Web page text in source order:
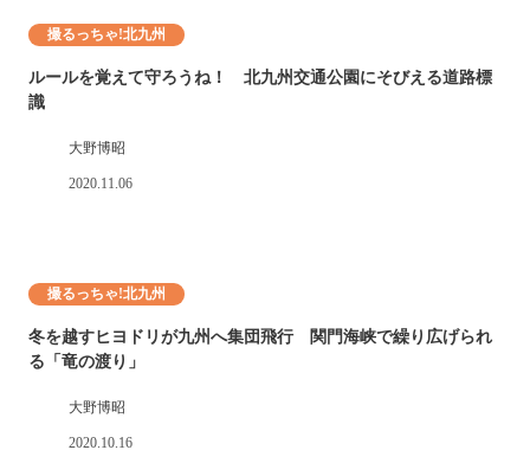
撮るっちゃ!北九州
ルールを覚えて守ろうね！ 北九州交通公園にそびえる道路標
識
大野博昭
2020.11.06
撮るっちゃ!北九州
冬を越すヒヨドリが九州へ集団飛行 関門海峡で繰り広げられ
る「竜の渡り」
大野博昭
2020.10.16